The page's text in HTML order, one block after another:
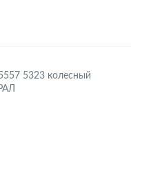
5323 колесный